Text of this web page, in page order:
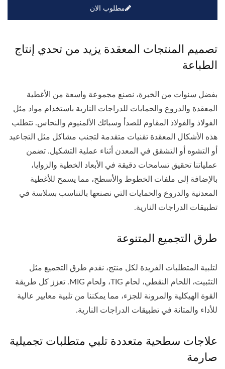
مطلوب الان
تصميم المنتجات المعقدة يزيد من تحدي إنتاج
الطباعة
بفضل سنوات من الخبرة، نصنع مجموعة واسعة من الأغطية
المعقدة والدروع والحمايات للدراجات النارية باستخدام مواد مثل
الفولاذ والفولاذ المقاوم للصدأ وسبائك الألمنيوم والنحاس. تتطلب
هذه الأشكال المعقدة تقنيات متقدمة لتجنب مشاكل مثل التجاعيد
أو التشوه أو التشقق في المعدن أثناء عملية التشكيل. تضمن
عملياتنا تحقيق تسامحات دقيقة في الأبعاد الخطية والزوايا،
بالإضافة إلى ملفات الخطوط والأسطح، مما يسمح للأغطية
المعدنية والدروع والحمايات التي نصنعها بالتناسب بسلاسة في
تطبيقات الدراجات النارية.
طرق التجميع المتنوعة
لتلبية المتطلبات الفريدة لكل منتج، نقدم طرق التجميع مثل
التثبيت، اللحام النقطي، لحام TIG، ولحام MIG. تعزز كل طريقة
القوة الهيكلية والمرونة للجزء، مما يمكننا من تلبية معايير عالية
للأداء والمتانة في تطبيقات الدراجات النارية.
علاجات سطحية متعددة تلبي متطلبات تجميلية
صارمة